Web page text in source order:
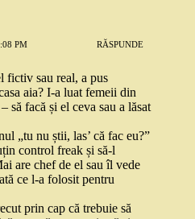
PM RĂSPUNDE
fictiv sau real, a pus
aia? I-a luat femeii din
să facă și el ceva sau a lăsat
„tu nu știi, las’ că fac eu?”
control freak și să-l
are chef de el sau îl vede
ce l-a folosit pentru
prin cap că trebuie să